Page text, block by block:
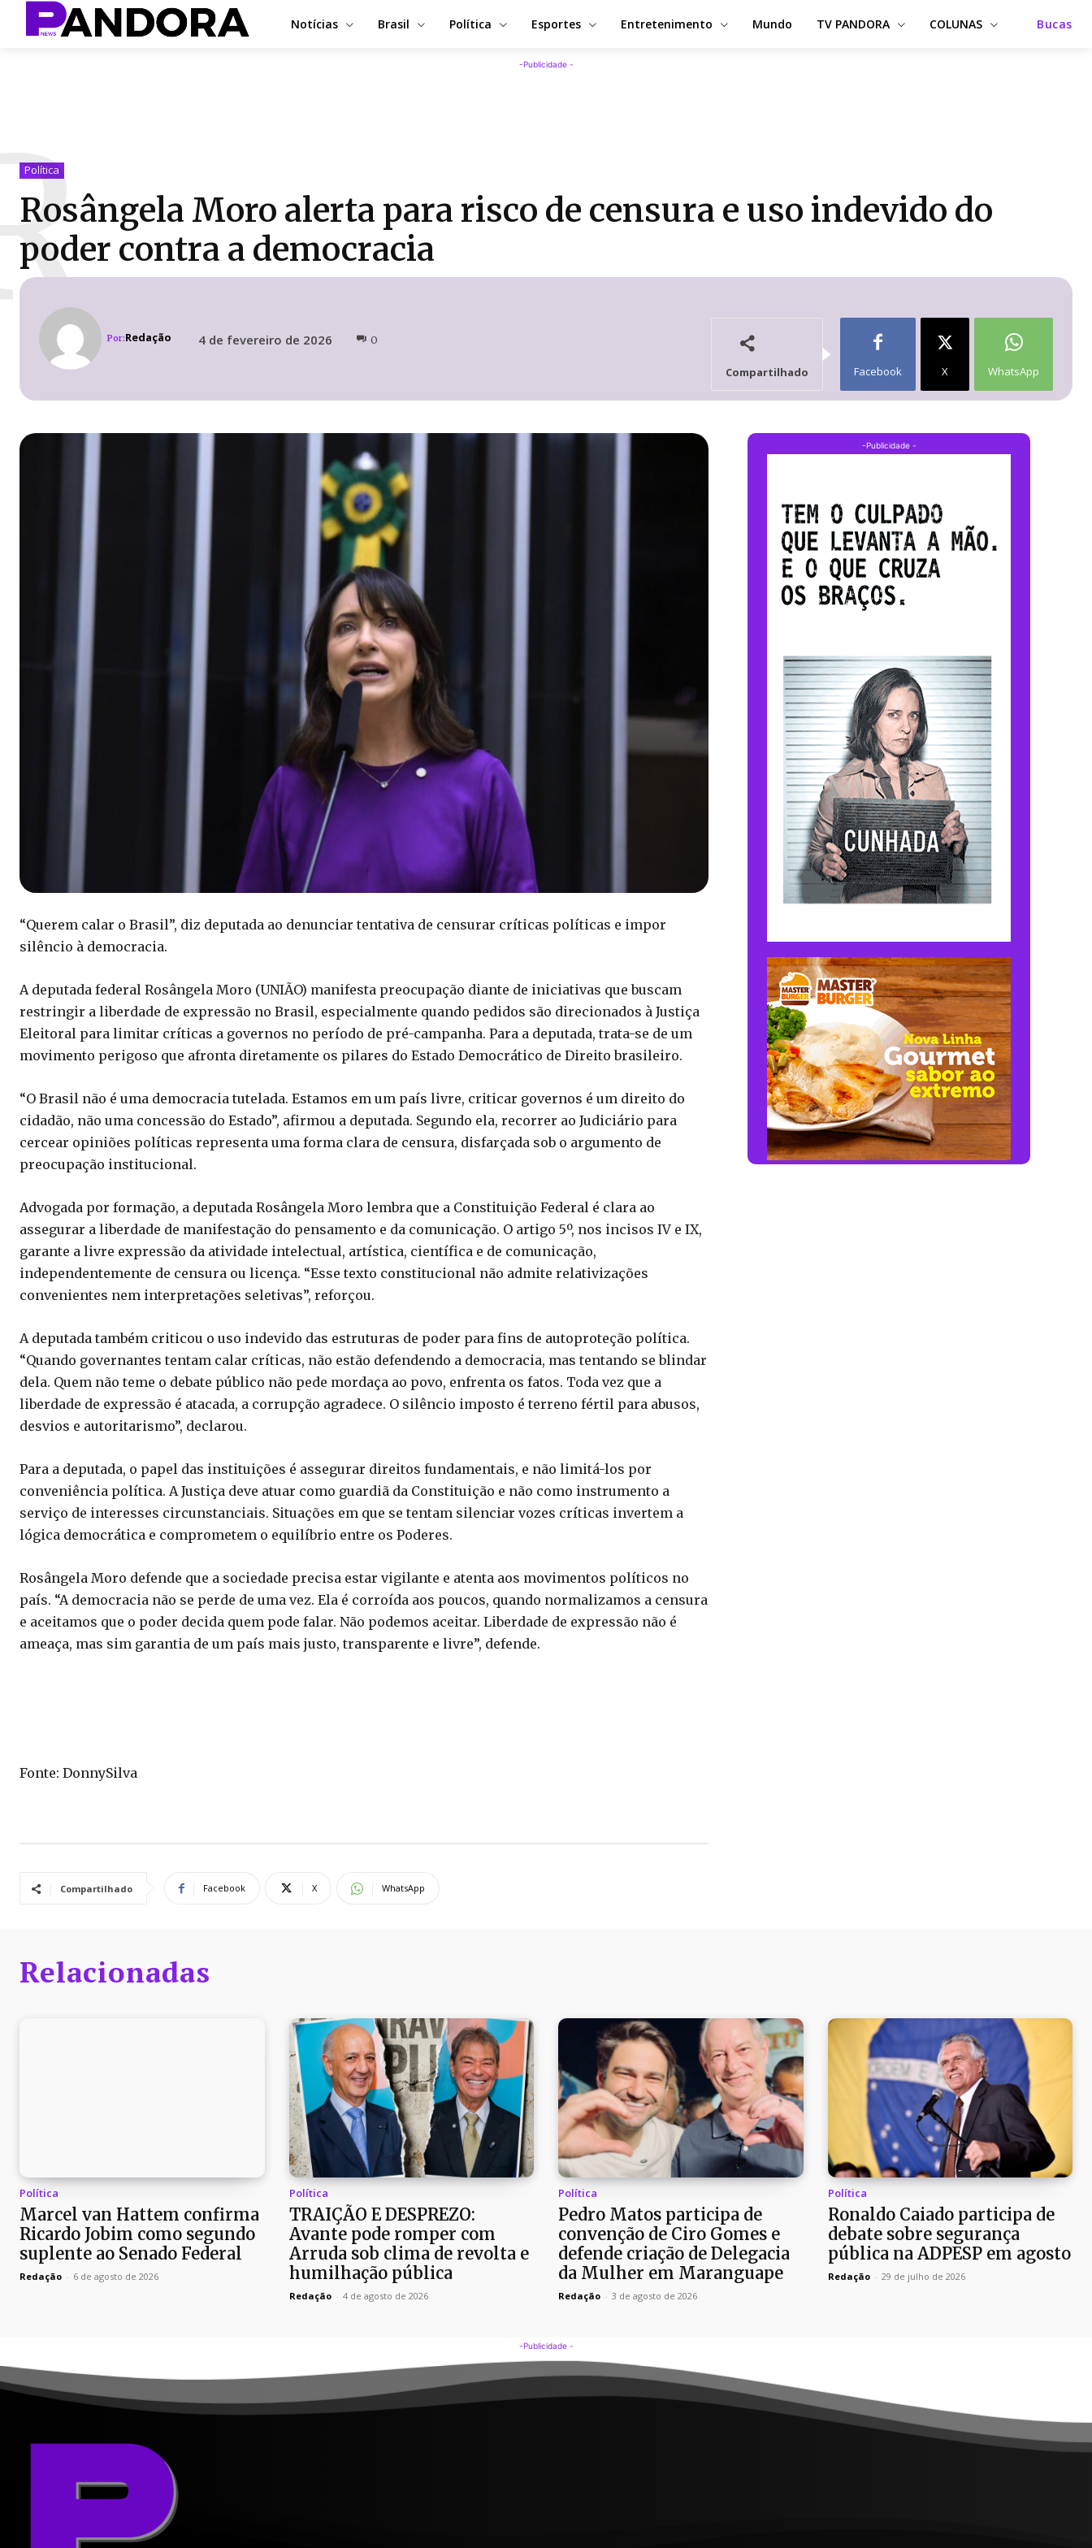
Notícias Brasil Política Esportes Entretenimento Mundo TV PANDORA COLUNAS Bucas
-Publicidade -
Política
Rosângela Moro alerta para risco de censura e uso indevido do
poder contra a democracia
Por:Redação 4 de fevereiro de 2026 0
Compartilhado Facebook X WhatsApp
“Querem calar o Brasil”, diz deputada ao denunciar tentativa de censurar críticas políticas e impor
silêncio à democracia.
A deputada federal Rosângela Moro (UNIÃO) manifesta preocupação diante de iniciativas que buscam
restringir a liberdade de expressão no Brasil, especialmente quando pedidos são direcionados à Justiça
Eleitoral para limitar críticas a governos no período de pré-campanha. Para a deputada, trata-se de um
movimento perigoso que afronta diretamente os pilares do Estado Democrático de Direito brasileiro.
“O Brasil não é uma democracia tutelada. Estamos em um país livre, criticar governos é um direito do
cidadão, não uma concessão do Estado”, afirmou a deputada. Segundo ela, recorrer ao Judiciário para
cercear opiniões políticas representa uma forma clara de censura, disfarçada sob o argumento de
preocupação institucional.
Advogada por formação, a deputada Rosângela Moro lembra que a Constituição Federal é clara ao
assegurar a liberdade de manifestação do pensamento e da comunicação. O artigo 5º, nos incisos IV e IX,
garante a livre expressão da atividade intelectual, artística, científica e de comunicação,
independentemente de censura ou licença. “Esse texto constitucional não admite relativizações
convenientes nem interpretações seletivas”, reforçou.
A deputada também criticou o uso indevido das estruturas de poder para fins de autoproteção política.
“Quando governantes tentam calar críticas, não estão defendendo a democracia, mas tentando se blindar
dela. Quem não teme o debate público não pede mordaça ao povo, enfrenta os fatos. Toda vez que a
liberdade de expressão é atacada, a corrupção agradece. O silêncio imposto é terreno fértil para abusos,
desvios e autoritarismo”, declarou.
Para a deputada, o papel das instituições é assegurar direitos fundamentais, e não limitá-los por
conveniência política. A Justiça deve atuar como guardiã da Constituição e não como instrumento a
serviço de interesses circunstanciais. Situações em que se tentam silenciar vozes críticas invertem a
lógica democrática e comprometem o equilíbrio entre os Poderes.
Rosângela Moro defende que a sociedade precisa estar vigilante e atenta aos movimentos políticos no
país. “A democracia não se perde de uma vez. Ela é corroída aos poucos, quando normalizamos a censura
e aceitamos que o poder decida quem pode falar. Não podemos aceitar. Liberdade de expressão não é
ameaça, mas sim garantia de um país mais justo, transparente e livre”, defende.
Fonte: DonnySilva
Compartilhado Facebook X WhatsApp
-Publicidade -
Relacionadas
Política
Marcel van Hattem confirma
Ricardo Jobim como segundo
suplente ao Senado Federal
Redação - 6 de agosto de 2026
Política
TRAIÇÃO E DESPREZO:
Avante pode romper com
Arruda sob clima de revolta e
humilhação pública
Redação - 4 de agosto de 2026
Política
Pedro Matos participa de
convenção de Ciro Gomes e
defende criação de Delegacia
da Mulher em Maranguape
Redação - 3 de agosto de 2026
Política
Ronaldo Caiado participa de
debate sobre segurança
pública na ADPESP em agosto
Redação - 29 de julho de 2026
-Publicidade -